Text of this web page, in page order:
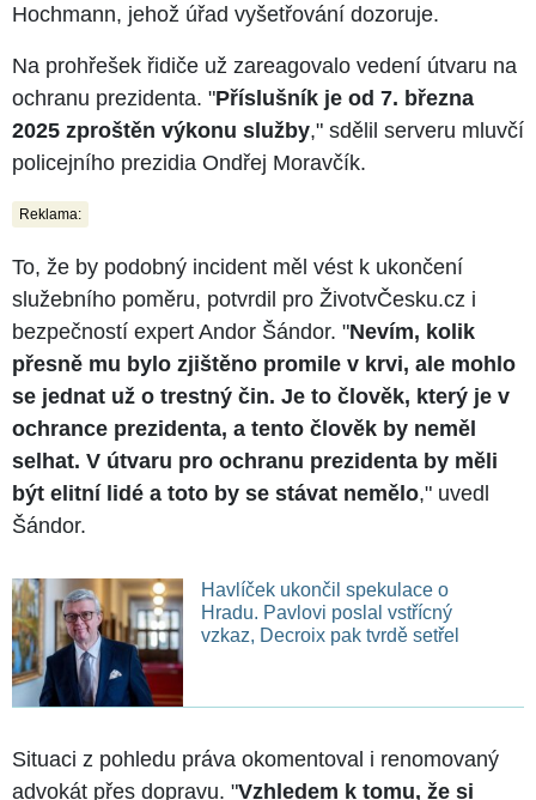
Hochmann, jehož úřad vyšetřování dozoruje.
Na prohřešek řidiče už zareagovalo vedení útvaru na
ochranu prezidenta. "Příslušník je od 7. března
2025 zproštěn výkonu služby," sdělil serveru mluvčí
policejního prezidia Ondřej Moravčík.
Reklama:
To, že by podobný incident měl vést k ukončení
služebního poměru, potvrdil pro ŽivotvČesku.cz i
bezpečností expert Andor Šándor. "Nevím, kolik
přesně mu bylo zjištěno promile v krvi, ale mohlo
se jednat už o trestný čin. Je to člověk, který je v
ochrance prezidenta, a tento člověk by neměl
selhat. V útvaru pro ochranu prezidenta by měli
být elitní lidé a toto by se stávat nemělo," uvedl
Šándor.
Havlíček ukončil spekulace o
Hradu. Pavlovi poslal vstřícný
vzkaz, Decroix pak tvrdě setřel
Situaci z pohledu práva okomentoval i renomovaný
advokát přes dopravu. "Vzhledem k tomu, že si